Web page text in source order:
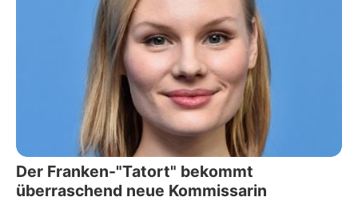
Der Franken-"Tatort" bekommt
überraschend neue Kommissarin